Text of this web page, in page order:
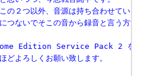
２つ以外、音源は持ち合わせていま
ないでそこの音から録音と言う方法
Edition Service Pack 2 を使
よろしくお願い致します。